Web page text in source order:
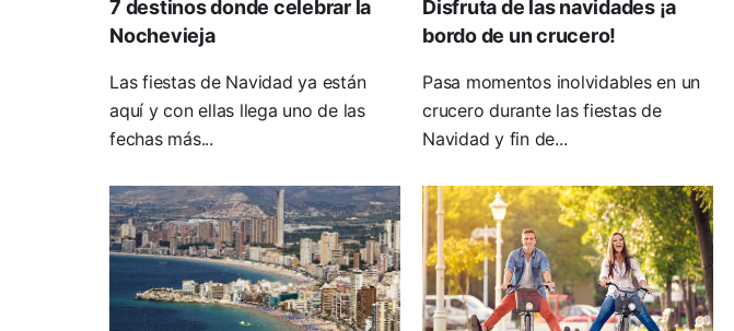
7 destinos donde celebrar la
Nochevieja
Las fiestas de Navidad ya están
aquí y con ellas llega uno de las
fechas más...
Disfruta de las navidades ¡a
bordo de un crucero!
Pasa momentos inolvidables en un
crucero durante las fiestas de
Navidad y fin de...